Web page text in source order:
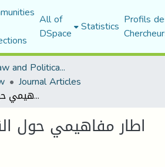
All of
DSpace Statistics Profils
Faculty of Law and Political Science
Journal Articles
:اطار مفاهيمي حول القيادة االدارية
:اطار مفاهيمي حول